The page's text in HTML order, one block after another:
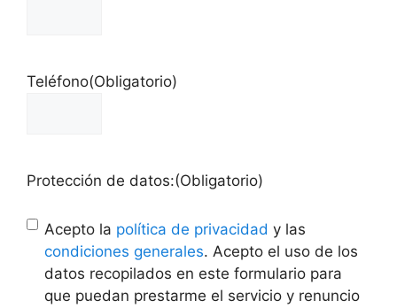
Teléfono(Obligatorio)
Protección de datos:(Obligatorio)
Acepto la política de privacidad y las
condiciones generales. Acepto el uso de los
datos recopilados en este formulario para
que puedan prestarme el servicio y renuncio